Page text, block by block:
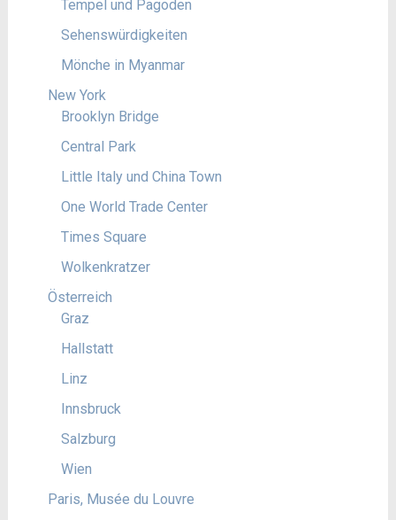
Tempel und Pagoden
Sehenswürdigkeiten
Mönche in Myanmar
New York
Brooklyn Bridge
Central Park
Little Italy und China Town
One World Trade Center
Times Square
Wolkenkratzer
Österreich
Graz
Hallstatt
Linz
Innsbruck
Salzburg
Wien
Paris, Musée du Louvre